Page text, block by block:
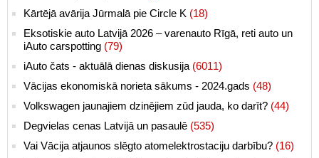
Kārtējā avārija Jūrmalā pie Circle K (18)
Eksotiskie auto Latvijā 2026 – varenauto Rīgā, reti auto un
iAuto carspotting (79)
iAuto čats - aktuālā dienas diskusija (6011)
Vācijas ekonomiskā norieta sākums - 2024.gads (48)
Volkswagen jaunajiem dzinējiem zūd jauda, ko darīt? (44)
Degvielas cenas Latvijā un pasaulē (535)
Vai Vācija atjaunos slēgto atomelektrostaciju darbību? (16)